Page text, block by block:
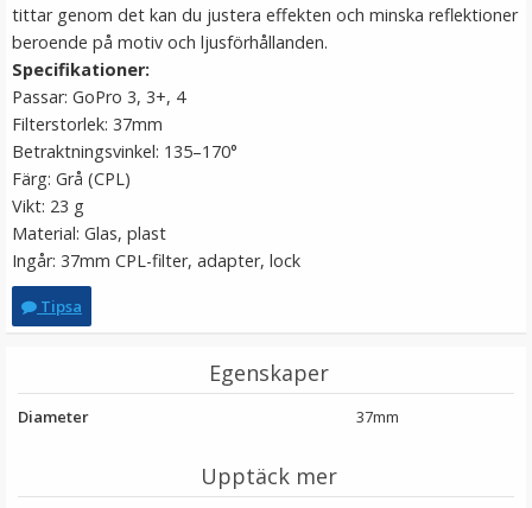
LÄGG I VARUKORG
JJC Motljusskydd för Sony DT 18-55mm & 18-70mm
149 kr
tittar genom det kan du justera effekten och minska reflektioner
beroende på motiv och ljusförhållanden.
Specifikationer:
Passar: GoPro 3, 3+, 4
Filterstorlek: 37mm
Betraktningsvinkel: 135–170°
Färg: Grå (CPL)
Vikt: 23 g
Material: Glas, plast
Ingår: 37mm CPL-filter, adapter, lock
Tipsa
Egenskaper
Diameter 37mm
Upptäck mer